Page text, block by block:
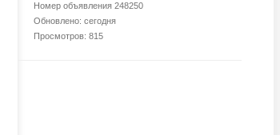
Номер объявления 248250
Обновлено: сегодня
Просмотров: 815